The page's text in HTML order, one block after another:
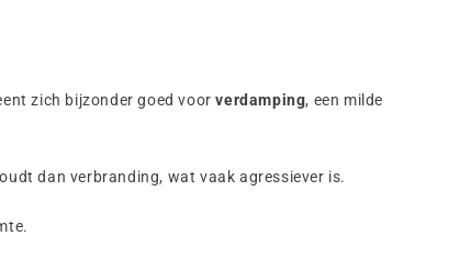
zich bijzonder goed voorverdamping, een milde
dan verbranding, wat vaak agressiever is.